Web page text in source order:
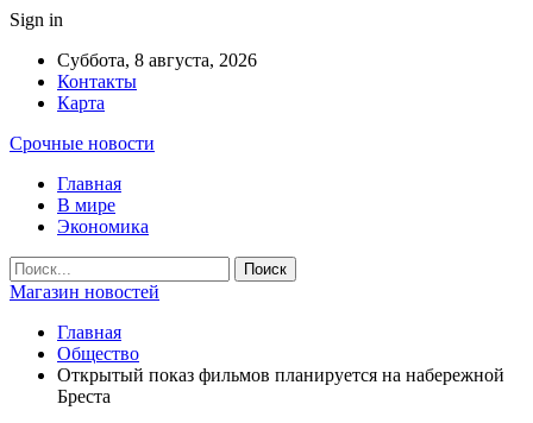
Sign in
Суббота, 8 августа, 2026
Контакты
Карта
Срочные новости
Главная
В мире
Экономика
Магазин новостей
Главная
Общество
Открытый показ фильмов планируется на набережной
Бреста